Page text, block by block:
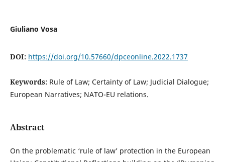
Giuliano Vosa
DOI: https://doi.org/10.57660/dpceonline.2022.1737
Keywords: Rule of Law; Certainty of Law; Judicial Dialogue;
European Narratives; NATO-EU relations.
Abstract
On the problematic ‘rule of law’ protection in the European